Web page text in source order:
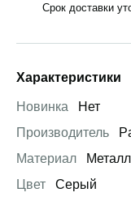
Срок доставки
Характеристики
Новинка
Нет
Производитель
Материал
Металл
Цвет
Серый